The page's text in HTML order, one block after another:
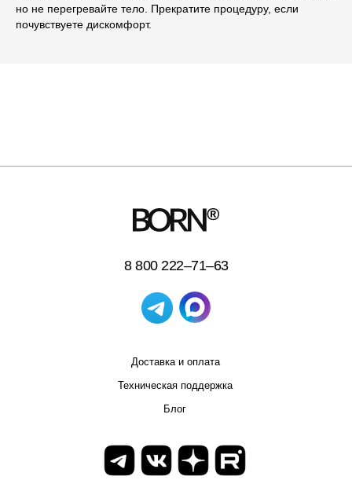
но не перегревайте тело. Прекратите процедуру, если
почувствуете дискомфорт.
8 800 222–71–63
Блог
Доставка и оплата
Техническая поддержка